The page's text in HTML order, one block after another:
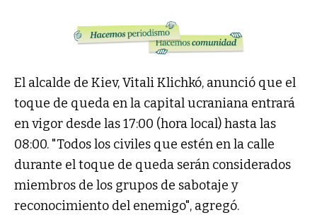
El alcalde de Kiev, Vitali Klichkó, anunció que el
toque de queda en la capital ucraniana entrará
en vigor desde las 17:00 (hora local) hasta las
08:00. "Todos los civiles que estén en la calle
durante el toque de queda serán considerados
miembros de los grupos de sabotaje y
reconocimiento del enemigo", agregó.